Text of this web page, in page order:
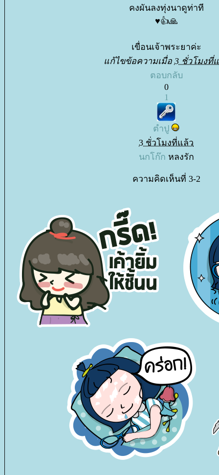
คงผันลงทุ่งนาดูท่าที
♥️👍🙏
เขื่อนเจ้าพระยาค่ะ
ก้ไขข้อความเมื่อ 3 ชั่วโมงที่
ตอบกลับ
0
1
ตำปู
3 ชั่วโมงที่แล้ว
นกโก๊ก หลงรัก
ความคิดเห็นที่ 3-2